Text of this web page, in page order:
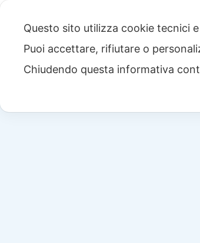
Questo sito utilizza cookie tecnici
Puoi accettare, rifiutare o
Chiudendo questa informativa